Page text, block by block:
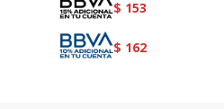
$ 153
$ 162